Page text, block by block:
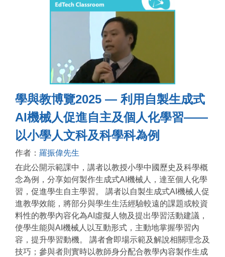
學與教博覽2025 — 利用自製生成式
AI機械人促進自主及個人化學習——
以小學人文科及科學科為例
作者： 羅振偉先生
在此公開示範課中，講者以教授小學中國歷史及科學概
念為例，分享如何製作生成式AI機械人，達至個人化學
習，促進學生自主學習。 講者以自製生成式AI機械人促
進教學效能，將部分與學生生活經驗較遠的課題或較資
料性的教學內容化為AI虛擬人物及提出學習活動建議，
使學生能與AI機械人以互動形式，主動地掌握學習內
容，提升學習動機。 講者會即場示範及解說相關理念及
技巧；參與者則實時以教師身分配合教學內容製作生成